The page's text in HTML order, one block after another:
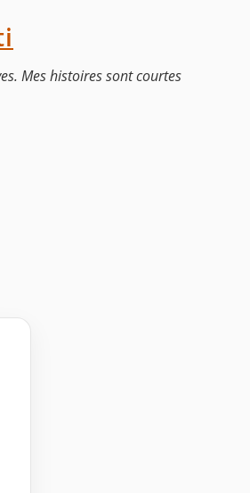
Mes histoires sont courtes